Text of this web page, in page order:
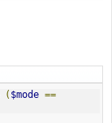
( $mode ==